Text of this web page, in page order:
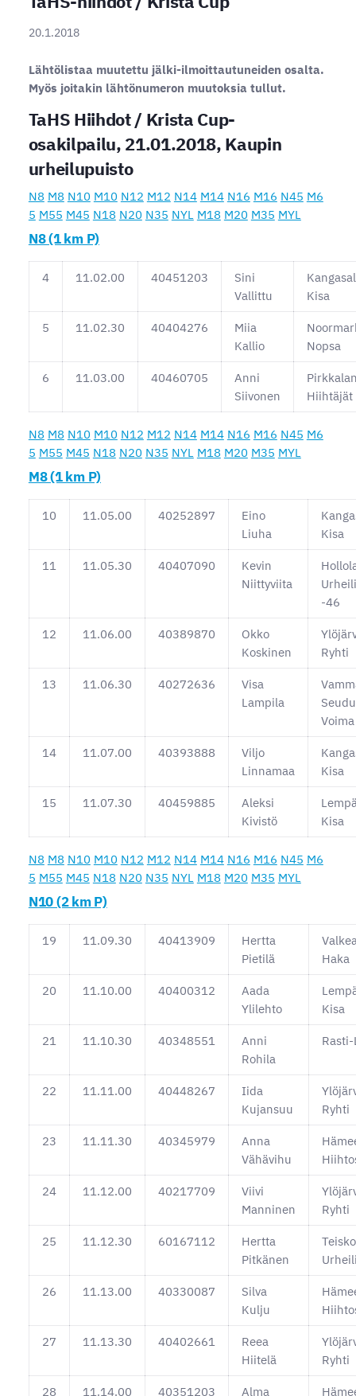
20.1.2018
Lähtölistaa muutettu jälki-ilmoittautuneiden osalta.
Myös joitakin lähtönumeron muutoksia tullut.
TaHS Hiihdot / Krista Cup-
osakilpailu, 21.01.2018, Kaupin
urheilupuisto
N8 M8 N10 M10 N12 M12 N14 M14 N16 M16 N45 M6
5 M55 M45 N18 N20 N35 NYL M18 M20 M35 MYL
N8 (1 km P)
4 11.02.00 40451203
Sini
Vallittu
Kisa
5 11.02.30 40404276
Miia
Kallio
Nopsa
6 11.03.00 40460705
Anni
Siivonen
Hiihtäjät
N8 M8 N10 M10 N12 M12 N14 M14 N16 M16 N45 M6
5 M55 M45 N18 N20 N35 NYL M18 M20 M35 MYL
M8 (1 km P)
10 11.05.00 40252897
Eino
Liuha
Kisa
11 11.05.30 40407090
Kevin
Niittyviita
-46
12 11.06.00 40389870
Okko
Koskinen
Ryhti
13 11.06.30 40272636
Visa
Lampila
Voima
14 11.07.00 40393888
Viljo
Linnamaa
Kisa
15 11.07.30 40459885
Aleksi
Kivistö
Kisa
N8 M8 N10 M10 N12 M12 N14 M14 N16 M16 N45 M6
5 M55 M45 N18 N20 N35 NYL M18 M20 M35 MYL
N10 (2 km P)
19 11.09.30 40413909
Hertta
Pietilä
Haka
20 11.10.00 40400312
Aada
Ylilehto
Kisa
21 11.10.30 40348551
Anni
Rohila
22 11.11.00 40448267
Iida
Kujansuu
Ryhti
23 11.11.30 40345979
Anna
Vähävihu
24 11.12.00 40217709
Viivi
Manninen
Ryhti
25 11.12.30 60167112
Hertta
Pitkänen
26 11.13.00 40330087
Silva
Kulju
27 11.13.30 40402661
Reea
Hiitelä
Ryhti
28 11.14.00 40351203
Alma